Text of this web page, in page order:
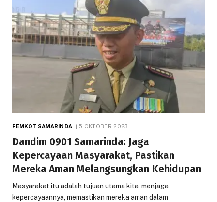
PEMKOT SAMARINDA 5 OKTOBER 2023
Dandim 0901 Samarinda: Jaga
Kepercayaan Masyarakat, Pastikan
Mereka Aman Melangsungkan Kehidupan
Masyarakat itu adalah tujuan utama kita, menjaga
kepercayaannya, memastikan mereka aman dalam